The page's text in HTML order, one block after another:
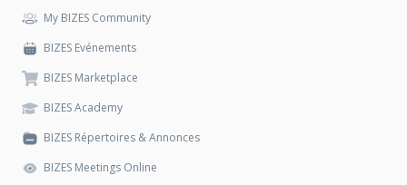
My BIZES Community
BIZES Evénements
BIZES Marketplace
BIZES Academy
BIZES Répertoires & Annonces
BIZES Meetings Online